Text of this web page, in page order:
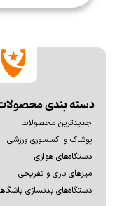
دسته بندی
جدیدترین محصولات
پوشاک و اکسسوری ورزشی
دستگاه‌های هوازی
میزهای بازی و تفریحی
دستگاه‌های بدنسازی